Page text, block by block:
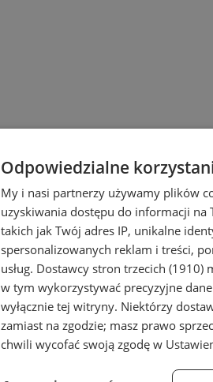
Odpowiedzialne
My i nasi partnerzy używamy plików
uzyskiwania dostępu do informacji
takich jak Twój adres IP, unikalne
spersonalizowanych reklam i treści,
usług. Dostawcy stron trzecich (1910)
w tym wykorzystywać precyzyjne
wyłącznie tej witryny. Niektórzy
zamiast na zgodzie; masz prawo
chwili wycofać swoją zgodę w